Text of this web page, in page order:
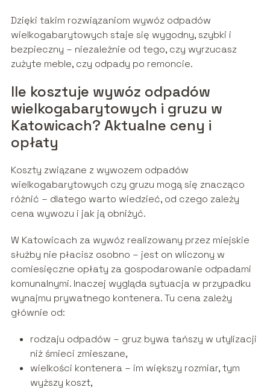
Dzięki takim rozwiązaniom wywóz odpadów
wielkogabarytowych staje się wygodny, szybki i
bezpieczny – niezależnie od tego, czy wyrzucasz
zużyte meble, czy odpady po remoncie.
Ile kosztuje wywóz odpadów
wielkogabarytowych i gruzu w
Katowicach? Aktualne ceny i
opłaty
Koszty związane z wywozem odpadów
wielkogabarytowych czy gruzu mogą się znacząco
różnić – dlatego warto wiedzieć, od czego zależy
cena wywozu i jak ją obniżyć.
W Katowicach za wywóz realizowany przez miejskie
służby nie płacisz osobno – jest on wliczony w
comiesięczne opłaty za gospodarowanie odpadami
komunalnymi. Inaczej wygląda sytuacja w przypadku
wynajmu prywatnego kontenera. Tu cena zależy
głównie od:
rodzaju odpadów – gruz bywa tańszy w utylizacji
niż śmieci zmieszane,
wielkości kontenera – im większy rozmiar, tym
wyższy koszt,